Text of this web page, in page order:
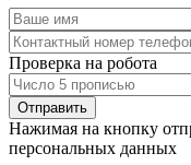
Проверка на робота
Нажимая на кнопку
персональных данных